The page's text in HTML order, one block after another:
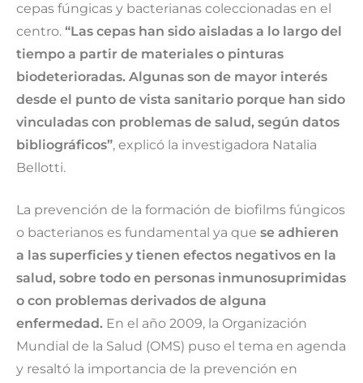
cepas fúngicas y bacterianas coleccionadas en el
centro. “Las cepas han sido aisladas a lo largo del
tiempo a partir de materiales o pinturas
biodeterioradas. Algunas son de mayor interés
desde el punto de vista sanitario porque han sido
vinculadas con problemas de salud, según datos
bibliográficos”, explicó la investigadora Natalia
Bellotti.
La prevención de la formación de biofilms fúngicos
o bacterianos es fundamental ya que se adhieren
a las superficies y tienen efectos negativos en la
salud, sobre todo en personas inmunosuprimidas
o con problemas derivados de alguna
enfermedad. En el año 2009, la Organización
Mundial de la Salud (OMS) puso el tema en agenda
y resaltó la importancia de la prevención en